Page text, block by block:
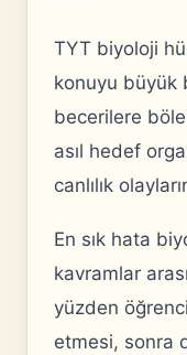
TYT biyoloji
konuyu büyük
becerilere
asıl hedef
canlılık
En sık hata
kavramlar
yüzden
etmesi, sonra